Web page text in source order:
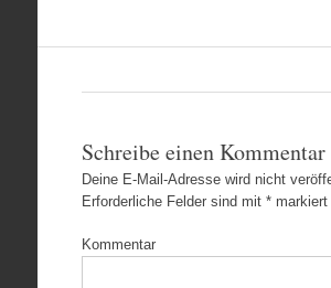
Schreibe einen Kommentar
Deine E-Mail-Adresse wird nicht
Erforderliche Felder sind mit *markiert
Kommentar